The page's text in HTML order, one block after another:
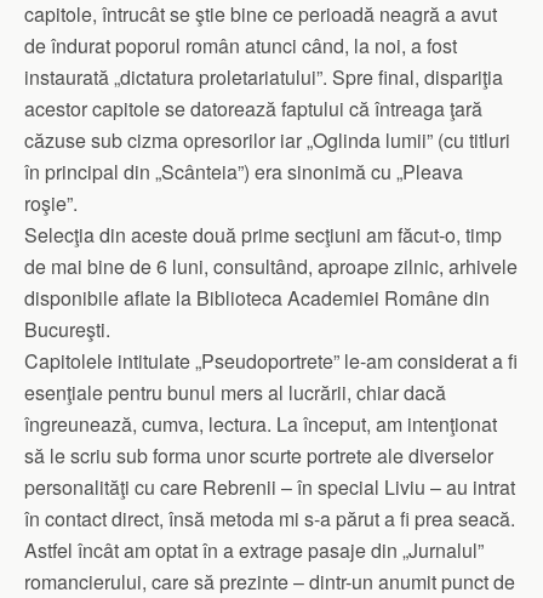
capitole, întrucât se ştie bine ce perioadă neagră a avut
de îndurat poporul român atunci când, la noi, a fost
instaurată „dictatura proletariatului”. Spre final, dispariţia
acestor capitole se datorează faptului că întreaga ţară
căzuse sub cizma opresorilor iar „Oglinda lumii” (cu titluri
în principal din „Scânteia”) era sinonimă cu „Pleava
roşie”.
Selecţia din aceste două prime secţiuni am făcut-o, timp
de mai bine de 6 luni, consultând, aproape zilnic, arhivele
disponibile aflate la Biblioteca Academiei Române din
Bucureşti.
Capitolele intitulate „Pseudoportrete” le-am considerat a fi
esenţiale pentru bunul mers al lucrării, chiar dacă
îngreunează, cumva, lectura. La început, am intenţionat
să le scriu sub forma unor scurte portrete ale diverselor
personalităţi cu care Rebrenii – în special Liviu – au intrat
în contact direct, însă metoda mi s-a părut a fi prea seacă.
Astfel încât am optat în a extrage pasaje din „Jurnalul”
romancierului, care să prezinte – dintr-un anumit punct de